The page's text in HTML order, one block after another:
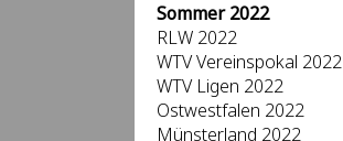
Sommer 2022
RLW 2022
WTV Vereinspokal 2022
WTV Ligen 2022
Ostwestfalen 2022
Münsterland 2022